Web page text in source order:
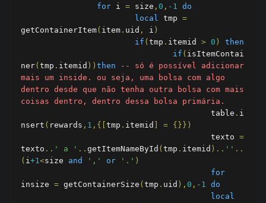
for i = size , 0 , -1 do
local tmp =
getContainerItem( item . uid , i )
if ( tmp . itemid > 0 )
then
if ( isItemContai
ner( tmp . itemid )) then
-- só é possível adicionar
mais um inside. ou seja, uma bolsa com algo
dentro desde que não tenha outra bolsa com mais
coisas dentro, dentro dessa bolsa primária.
					table
. i
nsert ( rewards , 1 ,{[ tmp . itemid = {}})
					texto
=
texto .. ' a ' .. getItemNameById ( tmp . itemid ).. '' ..
( i+1<size and ',' or '.' )
for
insize = getContainerSize ( tmp . uid ), 0 , -1 do
local